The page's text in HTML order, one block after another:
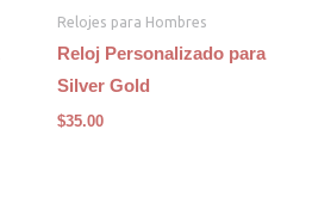
Relojes para Hombres
Reloj Personalizado para
Silver Gold
$35.00